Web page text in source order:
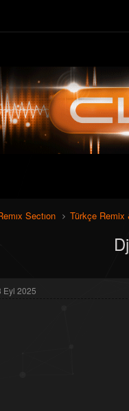
Sectıon Türkçe Remix
Eyl 2025